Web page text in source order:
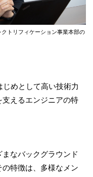
トリフィケーション事業本部の
めとして高い技術力
えるエンジニアの特
なバックグラウンド
特徴は、多様なメン